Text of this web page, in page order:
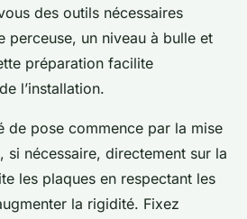
des outils nécessaires
perceuse, un niveau à bulle et
préparation facilite
l’installation.
de pose commence par la mise
si nécessaire, directement sur la
les plaques en respectant les
la rigidité. Fixez